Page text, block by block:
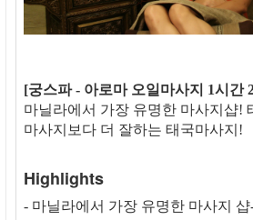
[궁스파 - 아로마 오일마사지 1시간
마닐라에서 가장 유명한 마사지샵!
마사지보다 더 잘하는 태국마사지!
Highlights
- 마닐라에서 가장 유명한 마사지